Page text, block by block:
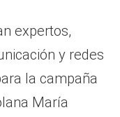
expertos,
y redes
la campaña
María